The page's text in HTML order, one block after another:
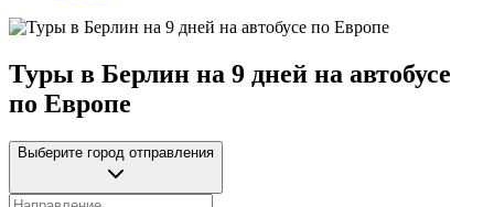
Туры в Берлин на 9 дней на автобусе
по Европе
Выберите город отправления